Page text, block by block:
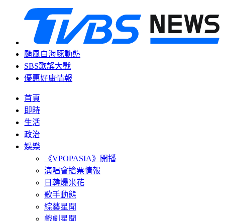
颱風白海豚動態
SBS歌謠大戰
優惠好康情報
首頁
即時
生活
政治
娛樂
《VPOPASIA》開播
演唱會搶票情報
日韓爆米花
歌手動態
綜藝星聞
戲劇星聞